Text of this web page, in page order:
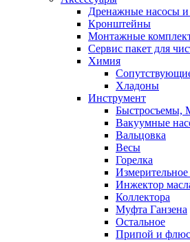
Дренажные насосы
Кронштейны
Монтажные
Сервис пакет для
Химия
Хладоны
Инструмент
Быстросъемы,
Вакуумные
Вальцовка
Весы
Горелка
Инжектор
Коллектора
Муфта Ганзена
Остальное
Припой и флюс